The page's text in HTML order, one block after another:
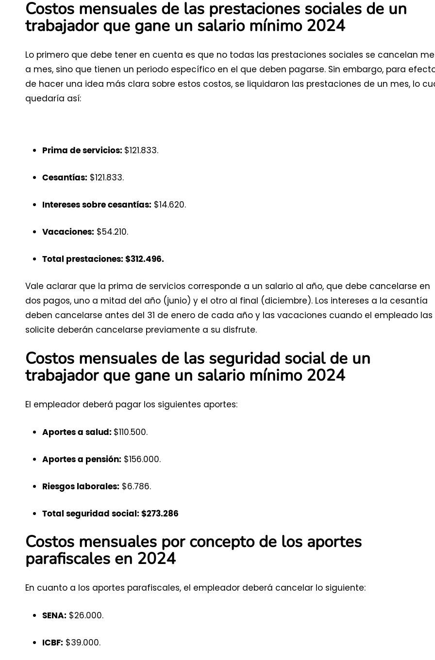
Costos mensuales de las prestaciones sociales de un
trabajador que gane un salario mínimo 2024
Lo primero que debe tener en cuenta es que no todas las prestaciones sociales se cancelan
a mes, sino que tienen un periodo específico en el que deben pagarse. Sin embargo, para
de hacer una idea más clara sobre estos costos, se liquidaron las prestaciones de un mes, lo
quedaría así:
Prima de servicios: $121.833.
Cesantías: $121.833.
Intereses sobre cesantías: $14.620.
Vacaciones: $54.210.
Total prestaciones: $312.496.
Vale aclarar que la prima de servicios corresponde a un salario al año, que debe cancelarse en
dos pagos, uno a mitad del año (junio) y el otro al final (diciembre). Los intereses a la cesantía
deben cancelarse antes del 31 de enero de cada año y las vacaciones cuando el empleado las
solicite deberán cancelarse previamente a su disfrute.
Costos mensuales de las seguridad social de un
trabajador que gane un salario mínimo 2024
El empleador deberá pagar los siguientes aportes:
Aportes a salud: $110.500.
Aportes a pensión: $156.000.
Riesgos laborales: $6.786.
Total seguridad social: $273.286
Costos mensuales por concepto de los aportes
parafiscales en 2024
En cuanto a los aportes parafiscales, el empleador deberá cancelar lo siguiente:
SENA: $26.000.
ICBF: $39.000.